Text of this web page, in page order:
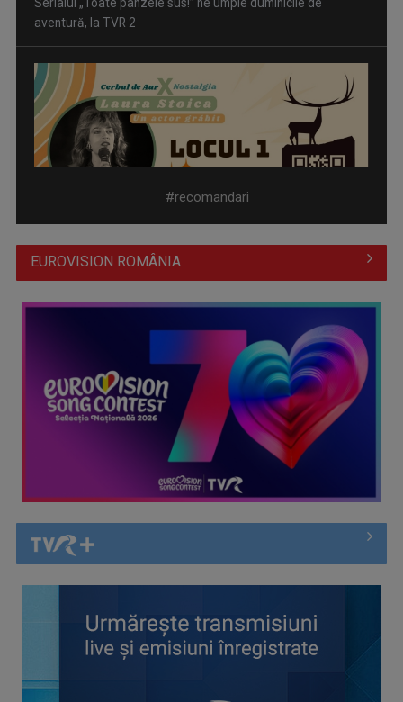
Piesa „Un actor grăbit” a Laurei Stoica – prima în topul
preferinţelor ...
Cate Blanchett este „Blue Jasmine” – sâmbătă seară, la TVR
Spectacol total la TVR: David Popovici și tricolorii luptă
#recomandari
EUROVISION ROMÂNIA